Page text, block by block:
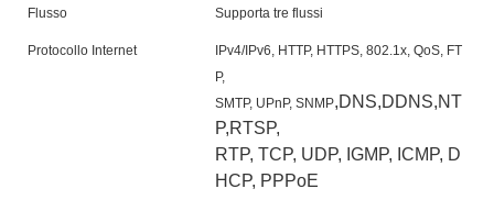
Flusso Supporta tre flussi
Protocollo Internet
IPv4/IPv6, HTTP, HTTPS, 802.1x, QoS, FT
P,
SMTP, UPnP, SNMP,DNS,DDNS,NT
P,RTSP,
RTP, TCP, UDP, IGMP, ICMP, D
HCP, PPPoE